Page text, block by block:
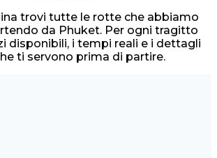
trovi tutte le rotte che abbiamo
da Phuket. Per ogni tragitto
disponibili, i tempi reali e i dettagli
ti servono prima di partire.